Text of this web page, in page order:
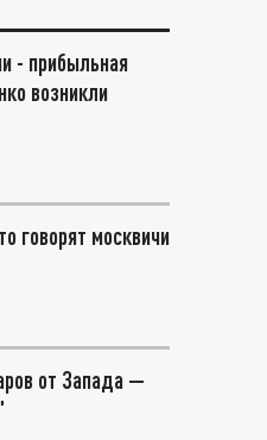
- прибыльная
возникли
говорят москвичи
от Запада —